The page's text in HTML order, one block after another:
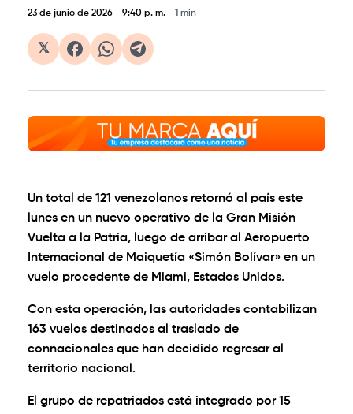
23 de junio de 2026 - 9:40 p. m. 1 min
𝕏
Un total de 121 venezolanos retornó al país este
lunes en un nuevo operativo de la Gran Misión
Vuelta a la Patria, luego de arribar al Aeropuerto
Internacional de Maiquetía «Simón Bolívar» en un
vuelo procedente de Miami, Estados Unidos.
Con esta operación, las autoridades contabilizan
163 vuelos destinados al traslado de
connacionales que han decidido regresar al
territorio nacional.
El grupo de repatriados está integrado por 15